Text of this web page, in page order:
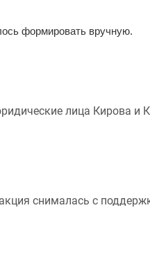
формировать вручную.
лица Кирова и
снималась с